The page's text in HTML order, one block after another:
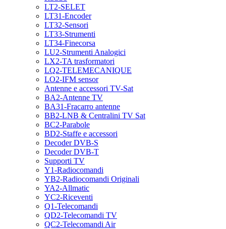
LT2-SELET
LT31-Encoder
LT32-Sensori
LT33-Strumenti
LT34-Finecorsa
LU2-Strumenti Analogici
LX2-TA trasformatori
LQ2-TELEMECANIQUE
LO2-IFM sensor
Antenne e accessori TV-Sat
BA2-Antenne TV
BA31-Fracarro antenne
BB2-LNB & Centralini TV Sat
BC2-Parabole
BD2-Staffe e accessori
Decoder DVB-S
Decoder DVB-T
Supporti TV
Y1-Radiocomandi
YB2-Radiocomandi Originali
YA2-Allmatic
YC2-Riceventi
Q1-Telecomandi
QD2-Telecomandi TV
QC2-Telecomandi Air